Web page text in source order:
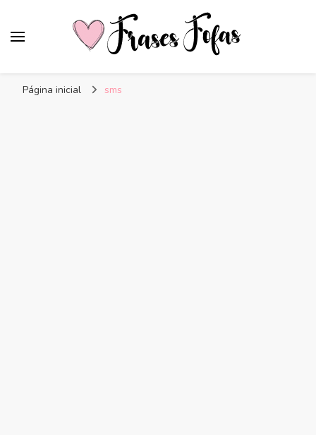
Página inicial sms